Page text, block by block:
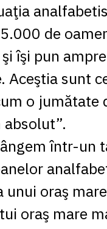
de
îşi pun
Aceştia sunt
o jumătate
într-un
oraş
oraş mare